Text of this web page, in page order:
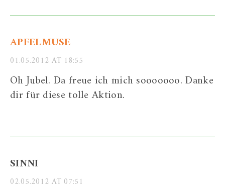
APFELMUSE
01.05.2012 AT 18:55
Oh Jubel. Da freue ich mich sooooooo. Danke
dir für diese tolle Aktion.
SINNI
02.05.2012 AT 07:51